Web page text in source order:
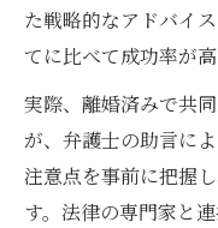
た戦略的なアドバイ
てに比べて成功率が
実際、離婚済みで共
が、弁護士の助言に
注意点を事前に把握
す。法律の専門家と